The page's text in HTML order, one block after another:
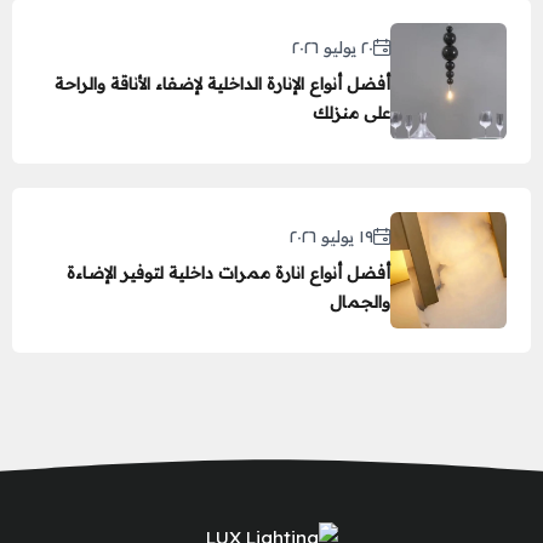
٢٠ يوليو ٢٠٢٦
أفضل أنواع الإنارة الداخلية لإضفاء الأناقة والراحة
على منزلك
١٩ يوليو ٢٠٢٦
أفضل أنواع انارة ممرات داخلية لتوفير الإضاءة
والجمال